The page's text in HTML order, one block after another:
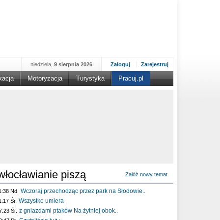
Zaloguj Zarejestruj
niedziela, 9 sierpnia 2026
Motoryzacja Turystyka Pracuj.pl
piszą Załóż nowy temat
Nd. Wczoraj przechodząc przez park na Słodowie..
Śr. Wszystko umiera
Śr. z gniazdami ptaków Na żytniej obok..